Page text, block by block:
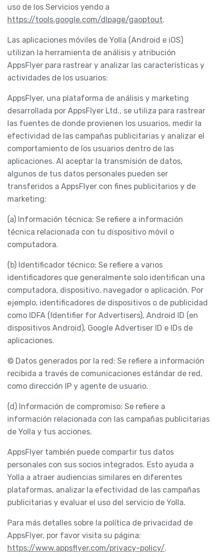
uso de los Servicios yendo a
https://tools.google.com/dlpage/gaoptout.
Las aplicaciones móviles de Yolla (Android e iOS)
utilizan la herramienta de análisis y atribución
AppsFlyer para rastrear y analizar las características y
actividades de los usuarios:
AppsFlyer, una plataforma de análisis y marketing
desarrollada por AppsFlyer Ltd., se utiliza para rastrear
las fuentes de donde provienen los usuarios, medir la
efectividad de las campañas publicitarias y analizar el
comportamiento de los usuarios dentro de las
aplicaciones. Al aceptar la transmisión de datos,
algunos de tus datos personales pueden ser
transferidos a AppsFlyer con fines publicitarios y de
marketing:
(a) Información técnica: Se refiere a información
técnica relacionada con tu dispositivo móvil o
computadora.
(b) Identificador técnico: Se refiere a varios
identificadores que generalmente solo identifican una
computadora, dispositivo, navegador o aplicación. Por
ejemplo, identificadores de dispositivos o de publicidad
como IDFA (Identifier for Advertisers), Android ID (en
dispositivos Android), Google Advertiser ID e IDs de
aplicaciones.
© Datos generados por la red: Se refiere a información
recibida a través de comunicaciones estándar de red,
como dirección IP y agente de usuario.
(d) Información de compromiso: Se refiere a
información relacionada con las campañas publicitarias
de Yolla y tus acciones.
AppsFlyer también puede compartir tus datos
personales con sus socios integrados. Esto ayuda a
Yolla a atraer audiencias similares en diferentes
plataformas, analizar la efectividad de las campañas
publicitarias y evaluar el uso del servicio de Yolla.
Para más detalles sobre la política de privacidad de
AppsFlyer, por favor visita su página:
https://www.appsflyer.com/privacy-policy/.